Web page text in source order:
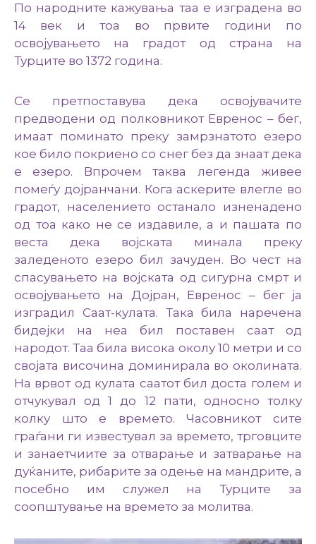
По народните кажувања таа е изградена во
14 век и тоа во првите години по
освојувањето на градот од страна на
Турците во 1372 година.
Се претпоставува дека освојувачите
предводени од полковникот Евренос – бег,
имаат поминато преку замрзнатото езеро
кое било покриено со снег без да знаат дека
е езеро. Впрочем таква легенда живее
помеѓу дојранчани. Кога аскерите влегле во
градот, населението останало изненадено
од тоа како не се издавиле, а и пашата по
веста дека војската минала преку
заледеното езеро бил зачуден. Во чест на
спасувањето на војската од сигурна смрт и
освојувањето на Дојран, Евренос – бег ја
изградил Саат-кулата. Така била наречена
бидејки на неа бил поставен саат од
народот. Таа била висока околу 10 метри и со
својата височина доминирала во околината.
На врвот од кулата саатот бил доста голем и
отчукувал од 1 до 12 пати, односно толку
колку што е времето. Часовникот сите
граѓани ги известувал за времето, трговците
и занаетчиите за отварање и затварање на
дуќаните, рибарите за одење на мандрите, а
посебно им служел на Турците за
соопштување на времето за молитва.